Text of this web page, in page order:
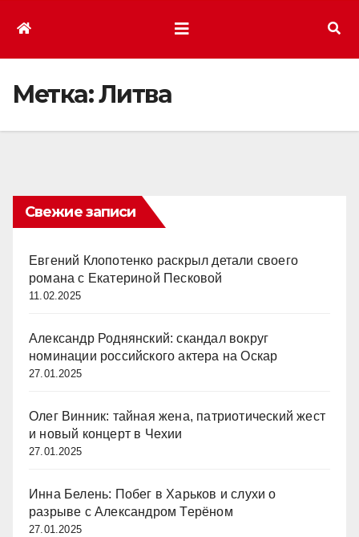
Метка:Литва
Свежие записи
Евгений Клопотенко раскрыл детали своего
романа с Екатериной Песковой
11.02.2025
Александр Роднянский: скандал вокруг
номинации российского актера на Оскар
27.01.2025
Олег Винник: тайная жена, патриотический жест
и новый концерт в Чехии
27.01.2025
Инна Белень: Побег в Харьков и слухи о
разрыве с Александром Терёном
27.01.2025